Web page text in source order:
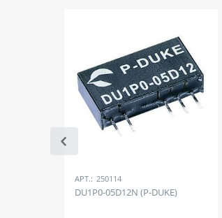
АРТ.: 250114
DU1P0-05D12N (P-DUKE)